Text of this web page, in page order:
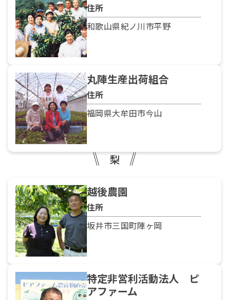
住所
和歌山県紀ノ川市平野
丸陣生産出荷組合
住所
福岡県大牟田市今山
梨
越後農園
住所
坂井市三国町陣ヶ岡
特定非営利活動法人 ピ
アファーム